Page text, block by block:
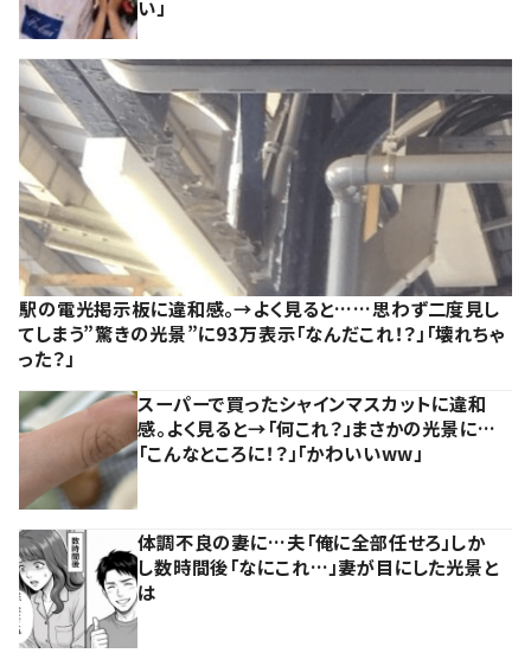
い」
駅の電光掲示板に違和感。→よく見ると……思わず二度見し
てしまう”驚きの光景”に93万表示「なんだこれ！？」「壊れちゃ
った？」
スーパーで買ったシャインマスカットに違和
感。よく見ると→「何これ？」まさかの光景に…
「こんなところに！？」「かわいいww」
体調不良の妻に…夫「俺に全部任せろ」しか
し数時間後「なにこれ…」妻が目にした光景と
は